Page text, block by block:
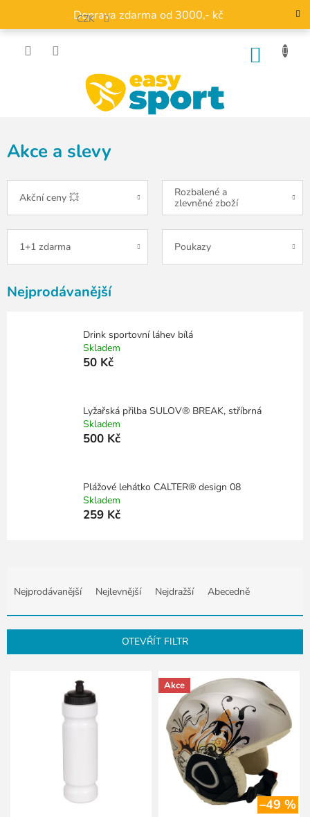
obsah
Doprava zdarma od 3000,- kč
CZK
Akce a slevy
Akční ceny 💥
Rozbalené a
zlevněné zboží
1+1 zdarma Poukazy
Nejprodávanější
Drink sportovní láhev bílá
Skladem
50 Kč
Lyžařská přilba SULOV® BREAK, stříbrná
Skladem
500 Kč
Plážové lehátko CALTER® design 08
Skladem
259 Kč
e
n
í
Nejprodávanější Nejlevnější Nejdražší Abecedně
OTEVŘÍT FILTR
Akce
–49 %